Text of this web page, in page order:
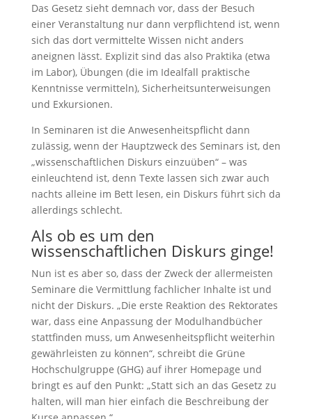
Das Gesetz sieht demnach vor, dass der Besuch
einer Veranstaltung nur dann verpflichtend ist, wenn
sich das dort vermittelte Wissen nicht anders
aneignen lässt. Explizit sind das also Praktika (etwa
im Labor), Übungen (die im Idealfall praktische
Kenntnisse vermitteln), Sicherheitsunterweisungen
und Exkursionen.
In Seminaren ist die Anwesenheitspflicht dann
zulässig, wenn der Hauptzweck des Seminars ist, den
„wissenschaftlichen Diskurs einzuüben“ – was
einleuchtend ist, denn Texte lassen sich zwar auch
nachts alleine im Bett lesen, ein Diskurs führt sich da
allerdings schlecht.
Als ob es um den
wissenschaftlichen Diskurs ginge!
Nun ist es aber so, dass der Zweck der allermeisten
Seminare die Vermittlung fachlicher Inhalte ist und
nicht der Diskurs. „Die erste Reaktion des Rektorates
war, dass eine Anpassung der Modulhandbücher
stattfinden muss, um Anwesenheitspflicht weiterhin
gewährleisten zu können“, schreibt die Grüne
Hochschulgruppe (GHG) auf ihrer Homepage und
bringt es auf den Punkt: „Statt sich an das Gesetz zu
halten, will man hier einfach die Beschreibung der